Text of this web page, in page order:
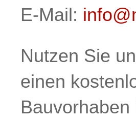
E-Mail:
Nutzen Sie
einen